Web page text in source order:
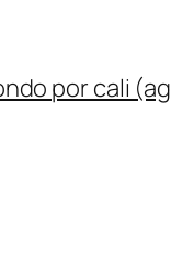
por cali